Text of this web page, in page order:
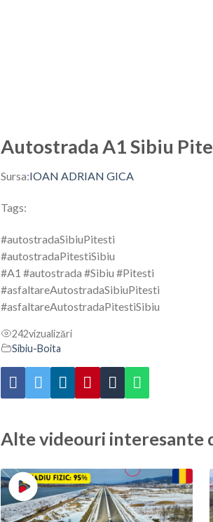
Autostrada A1 Sibiu
Sursa:IOAN ADRIAN GICA
Tags:
#autostradaSibiuPitesti
#autostradaPitestiSibiu
#A1 #autostrada #Sibiu #Pitesti
#asfaltareAutostradaSibiuPitesti
#asfaltareAutostradaPitestiSibiu
242vizualizări
Sibiu-Boita
Alte videouri interesante